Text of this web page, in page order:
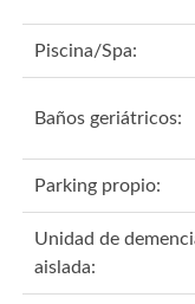
Piscina/Spa:
Baños geriátricos:
Parking propio:
Unidad de
aislada: